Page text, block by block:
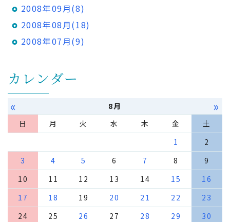
2008年09月(8)
2008年08月(18)
2008年07月(9)
カレンダー
« 8月 »
日 月 火 水 木 金
土
1
2
3
4 5 6 7 8
9
10
11 12 13 14 15
16
17
18 19 20 21 22
23
24
25 26 27 28 29
30